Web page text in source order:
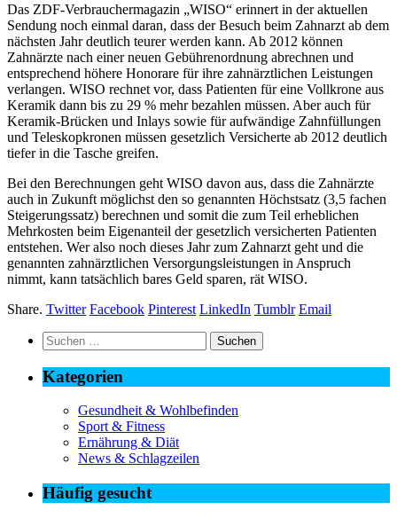
Das ZDF-Verbrauchermagazin „WISO“ erinnert in der aktuellen
Sendung noch einmal daran, dass der Besuch beim Zahnarzt ab dem
nächsten Jahr deutlich teurer werden kann. Ab 2012 können
Zahnärzte nach einer neuen Gebührenordnung abrechnen und
entsprechend höhere Honorare für ihre zahnärztlichen Leistungen
verlangen. WISO rechnet vor, dass Patienten für eine Vollkrone aus
Keramik dann bis zu 29 % mehr bezahlen müssen. Aber auch für
Keramik-Brücken und Inlays sowie für aufwändige Zahnfüllungen
und Teleskopkronen müssen gesetzlich Versicherte ab 2012 deutlich
tiefer in die Tasche greifen.
Bei den Berechnungen geht WISO davon aus, dass die Zahnärzte
auch in Zukunft möglichst den so genannten Höchstsatz (3,5 fachen
Steigerungssatz) berechnen und somit die zum Teil erheblichen
Mehrkosten beim Eigenanteil der gesetzlich versicherten Patienten
entstehen. Wer also noch dieses Jahr zum Zahnarzt geht und die
genannten zahnärztlichen Versorgungsleistungen in Anspruch
nimmt, kann tatsächlich bares Geld sparen, rät WISO.
Share. Twitter Facebook Pinterest LinkedIn Tumblr Email
Suchen
nach:
Kategorien
Gesundheit & Wohlbefinden
Sport & Fitness
Ernährung & Diät
News & Schlagzeilen
Häufig gesucht